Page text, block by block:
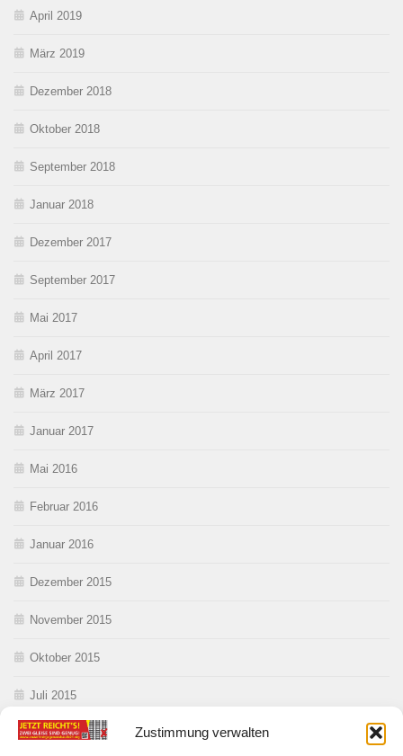
Zustimmung verwalten
April 2019
März 2019
Dezember 2018
Oktober 2018
September 2018
Januar 2018
Dezember 2017
September 2017
Mai 2017
April 2017
März 2017
Januar 2017
Mai 2016
Februar 2016
Januar 2016
Dezember 2015
November 2015
Oktober 2015
Juli 2015
Juni 2015